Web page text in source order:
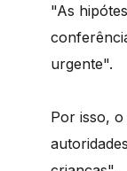
"As
urgente".
Por isso,